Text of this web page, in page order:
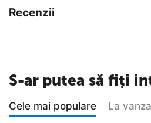
Recenzii
S-ar putea să fiți
Cele mai populare La